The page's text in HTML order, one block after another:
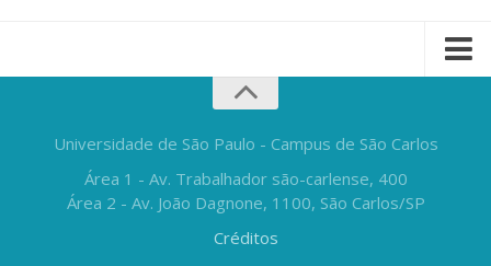
Universidade de São Paulo - Campus de São Carlos
Área 1 - Av. Trabalhador são-carlense, 400
Área 2 - Av. João Dagnone, 1100, São Carlos/SP
Créditos